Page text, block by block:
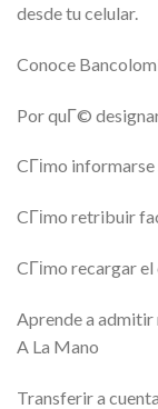
desde tu celular.
Conoce
Por quГ©
CГіmo
CГіmo retribuir
CГіmo recargar el
Aprende a
A La Mano
Transferir a